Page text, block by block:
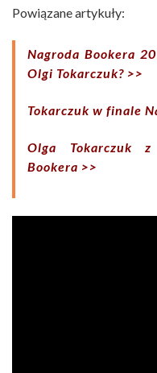
Powiązane artykuły:
Nagroda Bookera
Olgi Tokarczuk? >>
Tokarczuk w finale
Olga Tokarczuk z
Bookera >>